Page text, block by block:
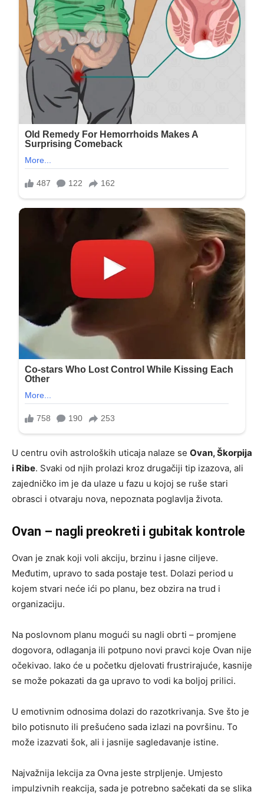
U centru ovih astroloških uticaja nalaze se Ovan, Škorpija
i Ribe. Svaki od njih prolazi kroz drugačiji tip izazova, ali
zajedničko im je da ulaze u fazu u kojoj se ruše stari
obrasci i otvaraju nova, nepoznata poglavlja života.
Ovan – nagli preokreti i gubitak kontrole
Ovan je znak koji voli akciju, brzinu i jasne ciljeve.
Međutim, upravo to sada postaje test. Dolazi period u
kojem stvari neće ići po planu, bez obzira na trud i
organizaciju.
Na poslovnom planu mogući su nagli obrti – promjene
dogovora, odlaganja ili potpuno novi pravci koje Ovan nije
očekivao. Iako će u početku djelovati frustrirajuće, kasnije
se može pokazati da ga upravo to vodi ka boljoj prilici.
U emotivnim odnosima dolazi do razotkrivanja. Sve što je
bilo potisnuto ili prešućeno sada izlazi na površinu. To
može izazvati šok, ali i jasnije sagledavanje istine.
Najvažnija lekcija za Ovna jeste strpljenje. Umjesto
impulzivnih reakcija, sada je potrebno sačekati da se slika